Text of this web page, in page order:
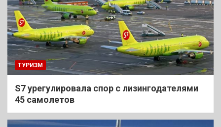
ТУРИЗМ
S7 урегулировала спор с лизингодателями
45 самолетов